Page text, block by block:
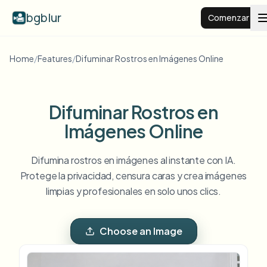
bgblur Comenzar
Fondo desenfocado
Ver todos los ejemplos
Explorar la biblioteca completa de ejemplos
Desenfocar rostro
Funciones
Browse every blur tool in one place
Recursos
Home/Features/Difuminar Rostros en Imágenes Online
Difuminar Rostros en
Imágenes Online
Difumina rostros en imágenes al instante con IA.
Protege la privacidad, censura caras y crea imágenes
limpias y profesionales en solo unos clics.
Choose an Image